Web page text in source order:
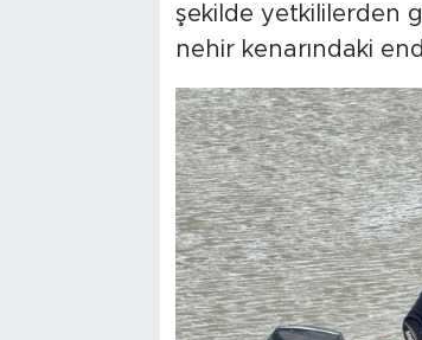
şekilde yetkililerden
nehir kenarındaki